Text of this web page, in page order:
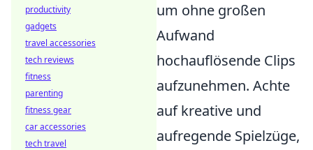
um ohne großen
Aufwand
hochauflösende Clips
aufzunehmen. Achte
auf kreative und
aufregende Spielzüge,
productivity
gadgets
travel accessories
tech reviews
fitness
parenting
fitness gear
car accessories
tech travel